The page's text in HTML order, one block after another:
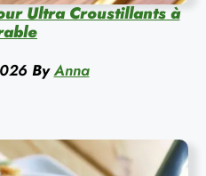
Ultra Croustillants à
By Anna